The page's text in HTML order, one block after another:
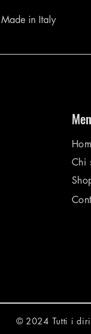
Made in Italy
Chi
© 2024 Tutti i